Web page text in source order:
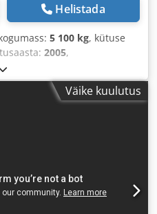
Helistada
5 100 kg, kütuse
2005,
Väike kuulutus